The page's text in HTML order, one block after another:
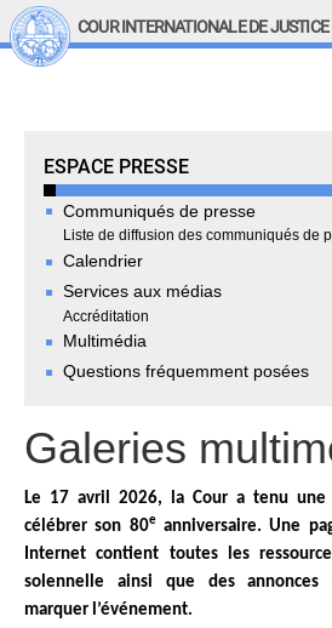
Aller
COUR INTERNATIONALE DE JUSTICE
Galeries
Le 17 avril 2026, la Cour a tenu une
célébrer son 80e anniversaire. Une
Internet contient toutes les
solennelle ainsi que des annonces
marquer l’événement.
Press Room
ESPACE PRESSE
Communiqués de presse
Liste de diffusion des communiqués de
Calendrier
Services aux médias
Accréditation
Multimédia
Questions fréquemment posées
English
Main navigation
LA COUR
Historique
Membres de la Cour
Membres actuels
Tous les membres
Déclarations du président
Juges ad hoc
actuels
Tous les juges
ad hoc
Fonctionnement